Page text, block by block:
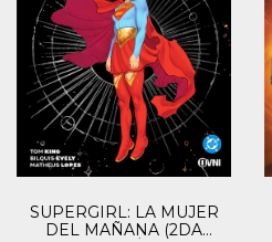
SUPERGIRL: LA MUJER
DEL MAÑANA (2DA